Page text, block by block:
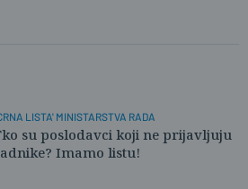
LISTA' MINISTARSTVA RADA
su poslodavci koji ne prijavljuju
Imamo listu!